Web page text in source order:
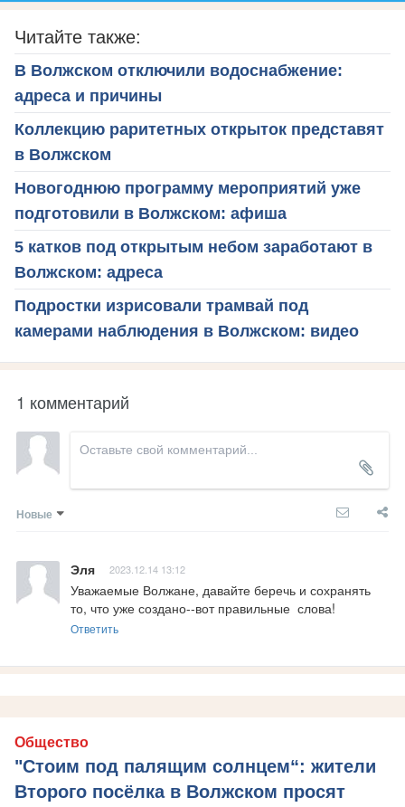
Читайте также:
В Волжском отключили водоснабжение:
адреса и причины
Коллекцию раритетных открыток представят
в Волжском
Новогоднюю программу мероприятий уже
подготовили в Волжском: афиша
5 катков под открытым небом заработают в
Волжском: адреса
Подростки изрисовали трамвай под
камерами наблюдения в Волжском: видео
1 комментарий
Новые
Эля 2023.12.14 13:12
Уважаемые Волжане, давайте беречь и сохранять
то, что уже создано--вот правильные  слова!
Ответить
Общество
"Стоим под палящим солнцем“: жители
Второго посёлка в Волжском просят